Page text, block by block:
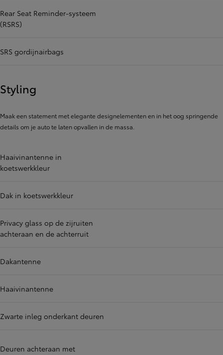
Rear Seat Reminder-systeem
(RSRS)
SRS gordijnairbags
Styling
Maak een statement met elegante designelementen en in het oog springende
details om je auto te laten opvallen in de massa.
Haaivinantenne in
koetswerkkleur
Dak in koetswerkkleur
Privacy glass op de zijruiten
achteraan en de achterruit
Dakantenne
Haaivinantenne
Zwarte inleg onderkant deuren
Deuren achteraan met